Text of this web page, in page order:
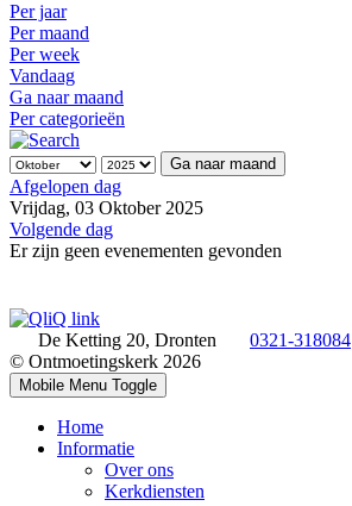
Per jaar
Per maand
Per week
Vandaag
Ga naar maand
Per categorieën
Ga naar maand
Afgelopen dag
Vrijdag, 03 Oktober 2025
Volgende dag
Er zijn geen evenementen gevonden
De Ketting 20, Dronten
0321-318084
© Ontmoetingskerk 2026
Mobile Menu Toggle
Home
Informatie
Over ons
Kerkdiensten